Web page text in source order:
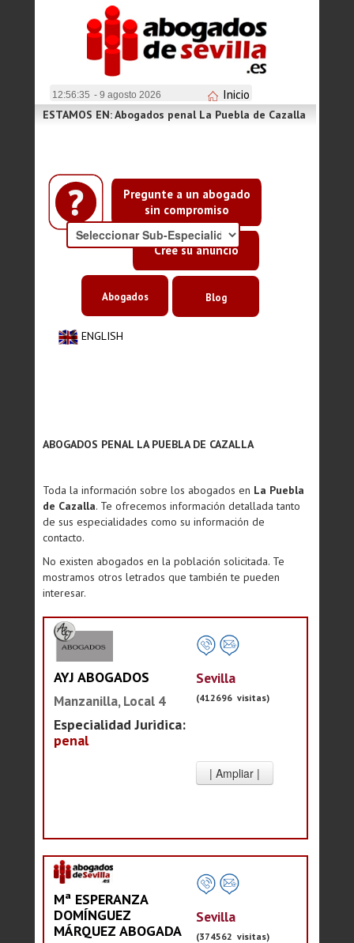
12:56:36 - 9 agosto 2026 Inicio
Pregunte a un abogado
sin compromiso
Cree su anuncio
ESTAMOS EN: Abogados penal La Puebla de Cazalla
ENGLISH
Abogados Blog
ABOGADOS PENAL LA PUEBLA DE CAZALLA
Toda la información sobre los abogados en La Puebla
de Cazalla. Te ofrecemos información detallada tanto
de sus especialidades como su información de
contacto.
No existen abogados en la población solicitada. Te
mostramos otros letrados que también te pueden
interesar.
AYJ ABOGADOS
Manzanilla, Local 4
Especialidad Juridica:
penal
Sevilla
(412696 visitas)
Mª ESPERANZA
DOMÍNGUEZ
MÁRQUEZ ABOGADA
Sevilla
(374562 visitas)